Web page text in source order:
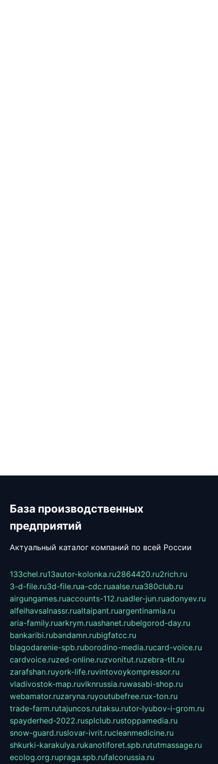
База производственных
предприятий
Актуальный каталог компаний по всей России
133chel.ru13autor-kolonka.ru2864420.ru2rich.ru
3-d-file.ru3d-file.rua-cdc.ruaalse.rua380club.ru
airgungames.ruaccounts-112.ruadler-jun.ruadonyev.ru
alfeihavsalnassr.rualtaipant.ruargentinamia.ru
aria-family.ruarkrym.ruashanet.rubelgorod-day.ru
bankaribi.rubandamn.rubigfatcc.ru
blagodarenie-spb.ruborodino-media.rucard-voice.ru
cardvoice.ruzed-online.ruzvonitut.ruzebra-tlt.ru
zarafshan.ruyork-life.ruvintovoykompressor.ru
vladivostok-map.ruvlknrussia.ruwasabi-shop.ru
webamator.ruzaryna.ruyoutubefree.rux-ton.ru
trade-farm.rutajuncos.rutaksu.rutor-lyubov-i-grom.ru
spayderhed-2022.rusplclub.rustoppamedia.ru
snow-guard.ruslovar-ivrit.rucleanmedicine.ru
shkurki-karakulya.rukanotiforet.spb.rututmassage.ru
ecolog.org.rupraga.spb.rufalcorussia.ru